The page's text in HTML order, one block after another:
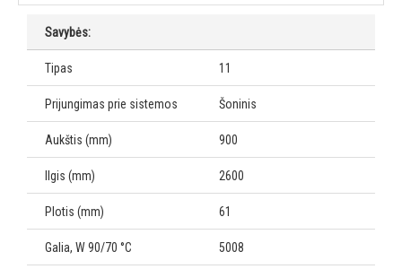
Savybės:
Tipas 11
Prijungimas prie sistemos Šoninis
Aukštis (mm) 900
Ilgis (mm) 2600
Plotis (mm) 61
Galia, W 90/70 °C 5008